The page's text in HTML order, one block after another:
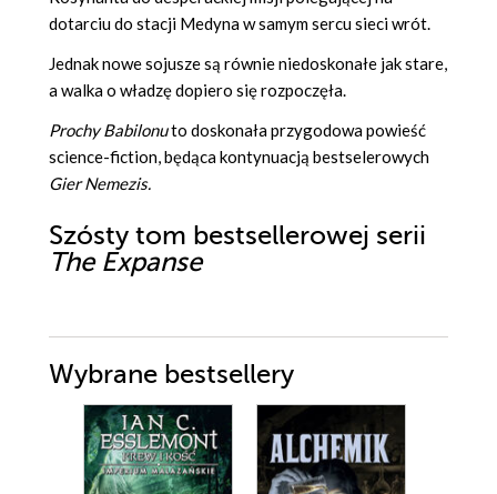
dotarciu do stacji Medyna w samym sercu sieci wrót.
Jednak nowe sojusze są równie niedoskonałe jak stare,
a walka o władzę dopiero się rozpoczęła.
Prochy Babilonuto doskonała przygodowa powieść
science-fiction, będąca kontynuacją bestselerowych
Gier Nemezis.
Szósty tom bestsellerowej serii
The Expanse
Wybrane bestsellery